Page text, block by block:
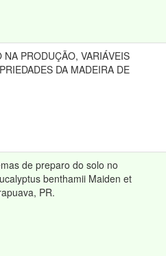
PRODUÇÃO, VARIÁVEIS
DA MADEIRA DE
de preparo do solo no
benthamii Maiden et
PR.